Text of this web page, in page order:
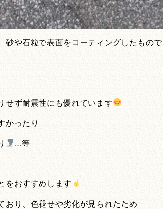
砂や石粒で表面をコーティングしたもので
せず耐震性にも優れています
かったり
…等
をおすすめします
おり、色褪せや劣化が見られたため